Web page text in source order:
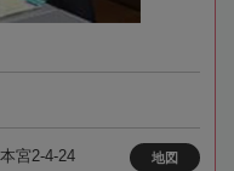
宮2-4-24 地図